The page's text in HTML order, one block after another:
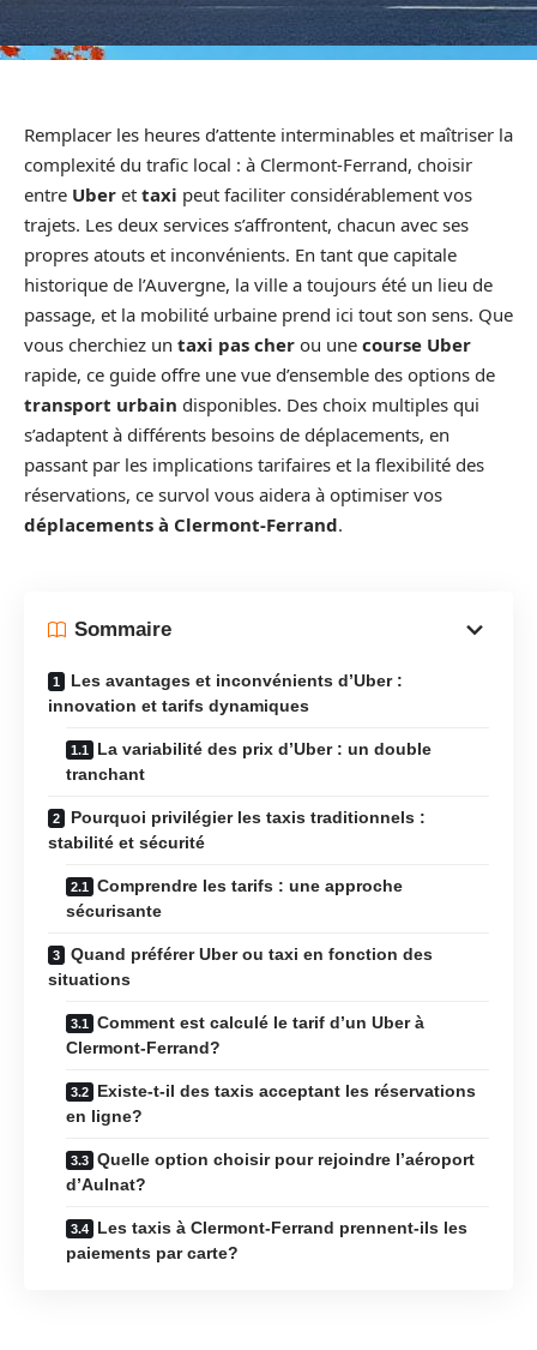
Remplacer les heures d’attente interminables et maîtriser la
complexité du trafic local : à Clermont-Ferrand, choisir
entre Uber et taxi peut faciliter considérablement vos
trajets. Les deux services s’affrontent, chacun avec ses
propres atouts et inconvénients. En tant que capitale
historique de l’Auvergne, la ville a toujours été un lieu de
passage, et la mobilité urbaine prend ici tout son sens. Que
vous cherchiez un taxi pas cher ou une course Uber
rapide, ce guide offre une vue d’ensemble des options de
transport urbain disponibles. Des choix multiples qui
s’adaptent à différents besoins de déplacements, en
passant par les implications tarifaires et la flexibilité des
réservations, ce survol vous aidera à optimiser vos
déplacements à Clermont-Ferrand.
Sommaire
Les avantages et inconvénients d’Uber :
innovation et tarifs dynamiques
La variabilité des prix d’Uber : un double
tranchant
Pourquoi privilégier les taxis traditionnels :
stabilité et sécurité
Comprendre les tarifs : une approche
sécurisante
Quand préférer Uber ou taxi en fonction des
situations
Comment est calculé le tarif d’un Uber à
Clermont-Ferrand?
Existe-t-il des taxis acceptant les réservations
en ligne?
Quelle option choisir pour rejoindre l’aéroport
d’Aulnat?
Les taxis à Clermont-Ferrand prennent-ils les
paiements par carte?